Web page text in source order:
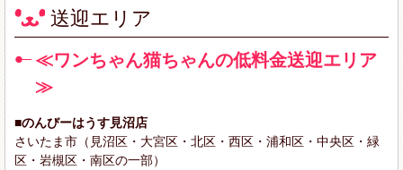
送迎エリア
≪ワンちゃん猫ちゃんの低料金送迎エリア
≫
■のんびーはうす見沼店
さいたま市（見沼区・大宮区・北区・西区・浦和区・中央区・緑
区・岩槻区・南区の一部）